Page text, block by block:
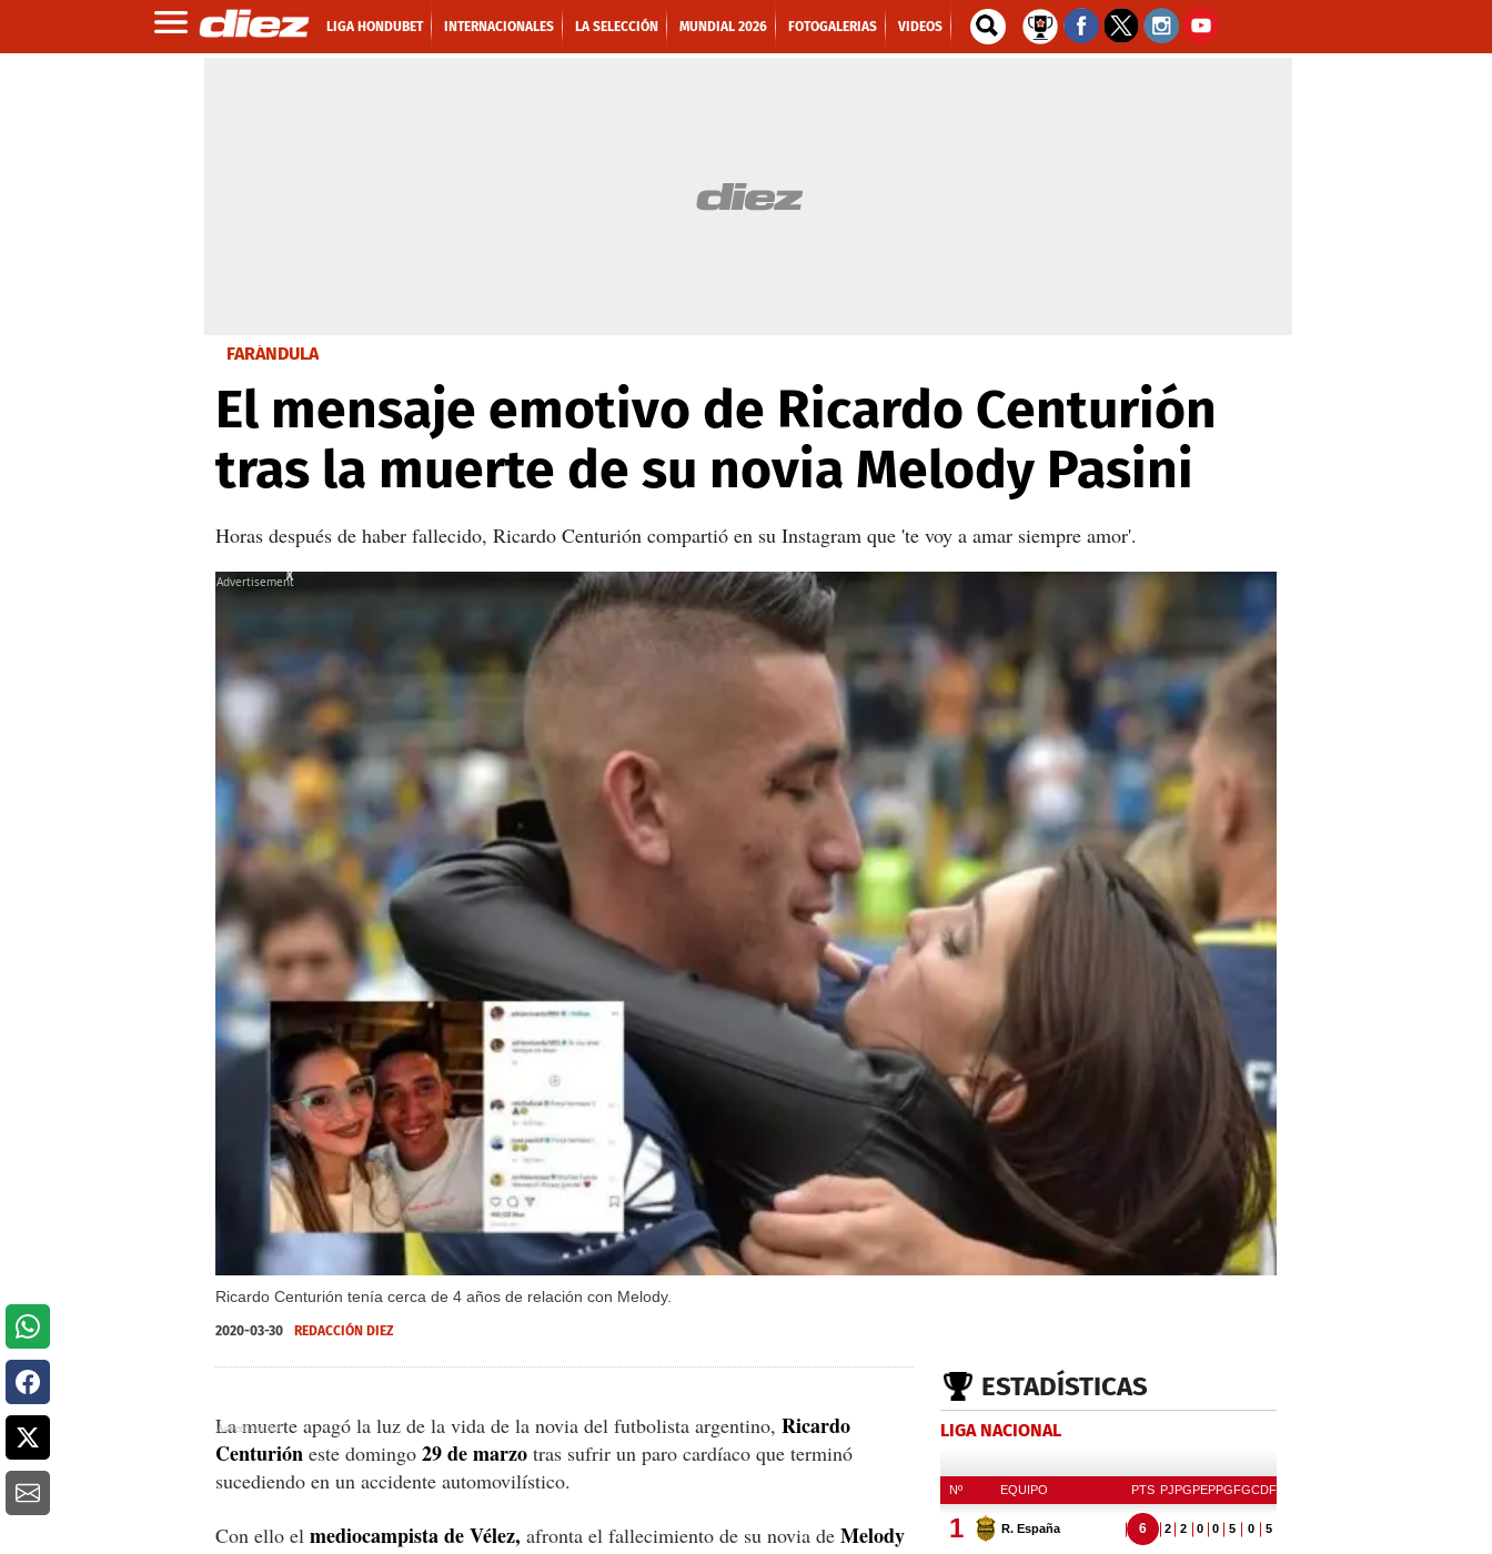
LIGA HONDUBET INTERNACIONALES LA SELECCIÓN MUNDIAL 2026 FOTOGALERIAS VIDEOS
FARÁNDULA
El mensaje emotivo de Ricardo Centurión
tras la muerte de su novia Melody Pasini
Horas después de haber fallecido, Ricardo Centurión compartió en su Instagram que 'te voy a amar siempre amor'.
Ricardo Centurión tenía cerca de 4 años de relación con Melody.
X
X
2020-03-30 REDACCIÓN DIEZ
La muerte apagó la luz de la vida de la novia del futbolista argentino, Ricardo
Centurión este domingo 29 de marzo tras sufrir un paro cardíaco que terminó
sucediendo en un accidente automovilístico.
Con ello el mediocampista de Vélez, afronta el fallecimiento de su novia de Melody
ESTADÍSTICAS
LIGA NACIONAL